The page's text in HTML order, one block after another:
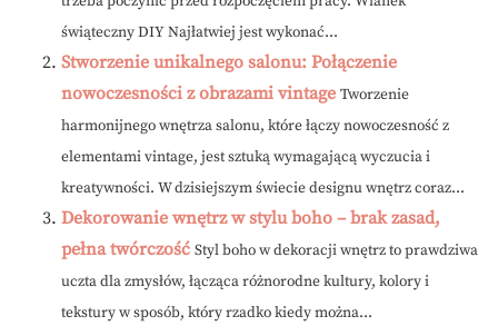
świąteczny DIY Najłatwiej jest wykonać...
Stworzenie unikalnego salonu: Połączenie
nowoczesności z obrazami vintage Tworzenie
harmonijnego wnętrza salonu, które łączy nowoczesność z
elementami vintage, jest sztuką wymagającą wyczucia i
kreatywności. W dzisiejszym świecie designu wnętrz coraz...
Dekorowanie wnętrz w stylu boho – brak zasad,
pełna twórczość Styl boho w dekoracji wnętrz to prawdziwa
uczta dla zmysłów, łącząca różnorodne kultury, kolory i
tekstury w sposób, który rzadko kiedy można...